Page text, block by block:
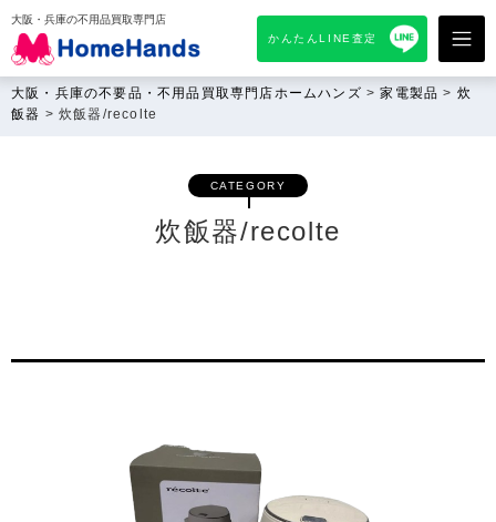
大阪・兵庫の不用品買取専門店
かんたんLINE査定
大阪・兵庫の不要品・不用品買取専門店ホームハンズ >家電製品 > 炊
飯器 >炊飯器/recolte
CATEGORY
炊飯器/recolte